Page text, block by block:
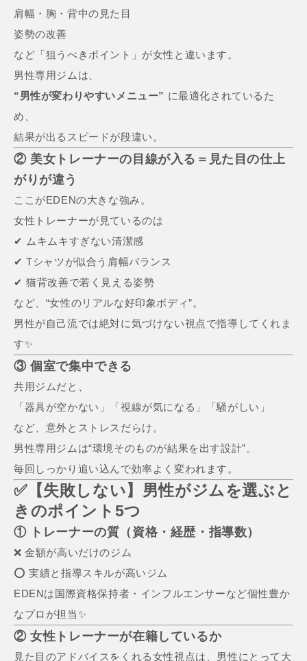
肩幅・胸・背中の見た目
姿勢の改善
など「狙うべきポイント」が女性と違います。
男性専用ジムは、
“男性が変わりやすいメニュー” に最適化されているた
め、
結果が出るスピードが段違い。
② 美女トレーナーの目線が入る＝見た目の仕上
がりが違う
ここがEDENの大きな強み。
女性トレーナーが見ているのは
✔ ムキムキすぎない清潔感
✔ Tシャツが似合う肩幅バランス
✔ 猫背改善で若く見える姿勢
など、“女性のリアルな好印象ボディ”。
男性が自己流では絶対に気づけない視点で指導してくれま
す✨
③ 個室で集中できる
共用ジムだと、
「器具が空かない」「視線が気になる」「騒がしい」
など、意外とストレスだらけ。
男性専用ジムは“環境そのものが結果を出す設計”。
毎回しっかり追い込んで効率よく変われます。
✅【失敗しない】男性がジムを選ぶと
きのポイント5つ
① トレーナーの質（資格・経歴・指導数）
❌ 金額が高いだけのジム
⭕ 実績と指導スキルが高いジム
EDENは国際資格保持者・インフルエンサーなど個性豊か
なプロが担当✨
② 女性トレーナーが在籍しているか
見た目のアドバイスをくれる女性視点は、男性にとって大